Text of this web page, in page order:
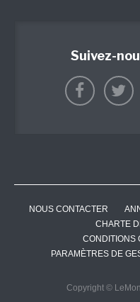
Suivez-
NOUS CONTACTER
CHARTE
CONDITIONS
PARAMÈTRES DE
Copyright ©